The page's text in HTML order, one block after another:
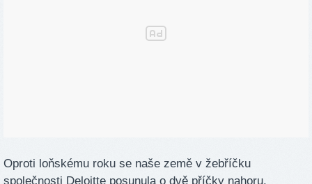
Oproti loňskému roku se naše země v žebříčku
společnosti Deloitte posunula o dvě příčky nahoru.